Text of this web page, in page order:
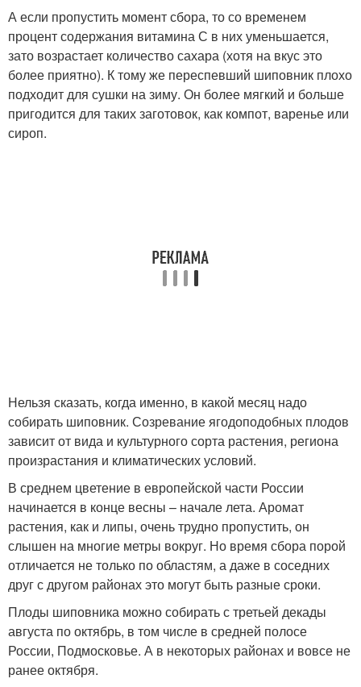
А если пропустить момент сбора, то со временем
процент содержания витамина С в них уменьшается,
зато возрастает количество сахара (хотя на вкус это
более приятно). К тому же переспевший шиповник плохо
подходит для сушки на зиму. Он более мягкий и больше
пригодится для таких заготовок, как компот, варенье или
сироп.
Нельзя сказать, когда именно, в какой месяц надо
собирать шиповник. Созревание ягодоподобных плодов
зависит от вида и культурного сорта растения, региона
произрастания и климатических условий.
В среднем цветение в европейской части России
начинается в конце весны – начале лета. Аромат
растения, как и липы, очень трудно пропустить, он
слышен на многие метры вокруг. Но время сбора порой
отличается не только по областям, а даже в соседних
друг с другом районах это могут быть разные сроки.
Плоды шиповника можно собирать с третьей декады
августа по октябрь, в том числе в средней полосе
России, Подмосковье. А в некоторых районах и вовсе не
ранее октября.